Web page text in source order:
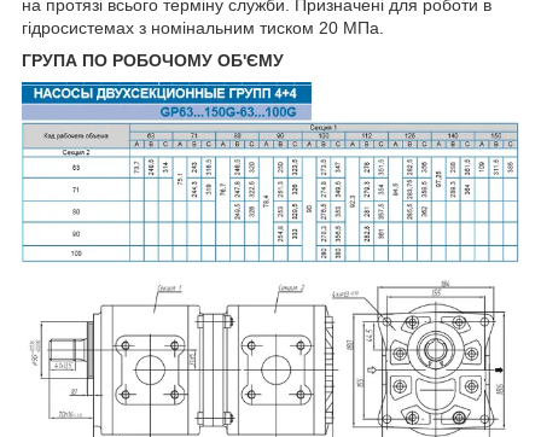
на протязі всього терміну служби. Призначені для роботи в
гідросистемах з номінальним тиском 20 МПа.
ГРУПА ПО РОБОЧОМУ ОБ'ЄМУ